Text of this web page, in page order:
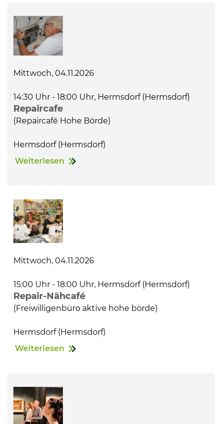
Mittwoch, 04.11.2026
14:30 Uhr - 18:00 Uhr, Hermsdorf (Hermsdorf)
Repaircafe
(Repaircafé Hohe Börde)
Hermsdorf (Hermsdorf)
Weiterlesen
Mittwoch, 04.11.2026
15:00 Uhr - 18:00 Uhr, Hermsdorf (Hermsdorf)
Repair-Nähcafé
(Freiwilligenbüro aktive hohe börde)
Hermsdorf (Hermsdorf)
Weiterlesen